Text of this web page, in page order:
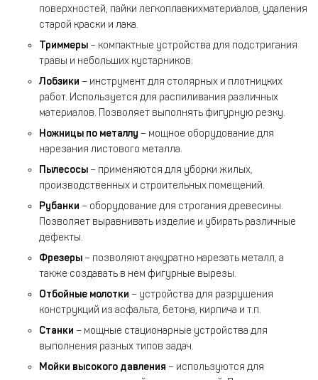
поверхностей, пайки легкоплавкихматериалов, удаления
старой краски и лака.
Триммеры – компактные устройства для подстригания
травы и небольших кустарников.
Лобзики – инструмент для столярных и плотницких
работ. Используется для распиливания различных
материалов. Позволяет выполнять фигурную резку.
Ножницы по металлу – мощное оборудование для
нарезания листового металла.
Пылесосы – применяются для уборки жилых,
производственных и строительных помещений.
Рубанки – оборудование для строгания древесины.
Позволяет выравнивать изделие и убирать различные
дефекты.
Фрезеры – позволяют аккуратно нарезать металл, а
также создавать в нем фигурные вырезы.
Отбойные молотки – устройства для разрушения
конструкций из асфальта, бетона, кирпича и т.п.
Станки – мощные стационарные устройства для
выполнения разных типов задач.
Мойки высокого давления – используются для